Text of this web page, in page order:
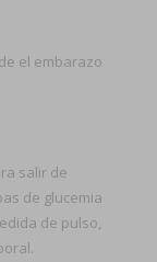
el embarazo
salir de
de glucemia
de pulso,